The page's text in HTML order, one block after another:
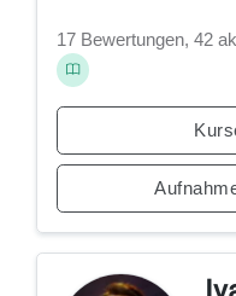
17 Bewertungen, 42